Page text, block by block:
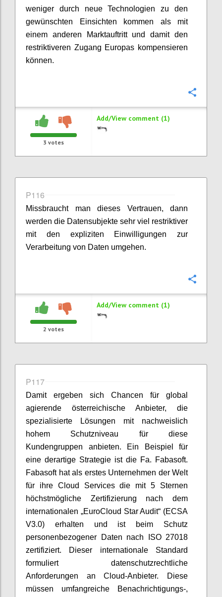
weniger durch neue Technologien zu den
gewünschten Einsichten kommen als mit
einem anderen Marktauftritt und damit den
restriktiveren Zugang Europas kompensieren
können.
3 votes
Add/View comment (1)
P116
Missbraucht man dieses Vertrauen, dann
werden die Datensubjekte sehr viel restriktiver
mit den expliziten Einwilligungen zur
Verarbeitung von Daten umgehen.
2 votes
Add/View comment (1)
P117
Damit ergeben sich Chancen für global
agierende österreichische Anbieter, die
spezialisierte Lösungen mit nachweislich
hohem Schutzniveau für diese
Kundengruppen anbieten. Ein Beispiel für
eine derartige Strategie ist die Fa. Fabasoft.
Fabasoft hat als erstes Unternehmen der Welt
für ihre Cloud Services die mit 5 Sternen
höchstmögliche Zertifizierung nach dem
internationalen „EuroCloud Star Audit“ (ECSA
V3.0) erhalten und ist beim Schutz
personenbezogener Daten nach ISO 27018
zertifiziert. Dieser internationale Standard
formuliert datenschutzrechtliche
Anforderungen an Cloud-Anbieter. Diese
müssen umfangreiche Benachrichtigungs-,